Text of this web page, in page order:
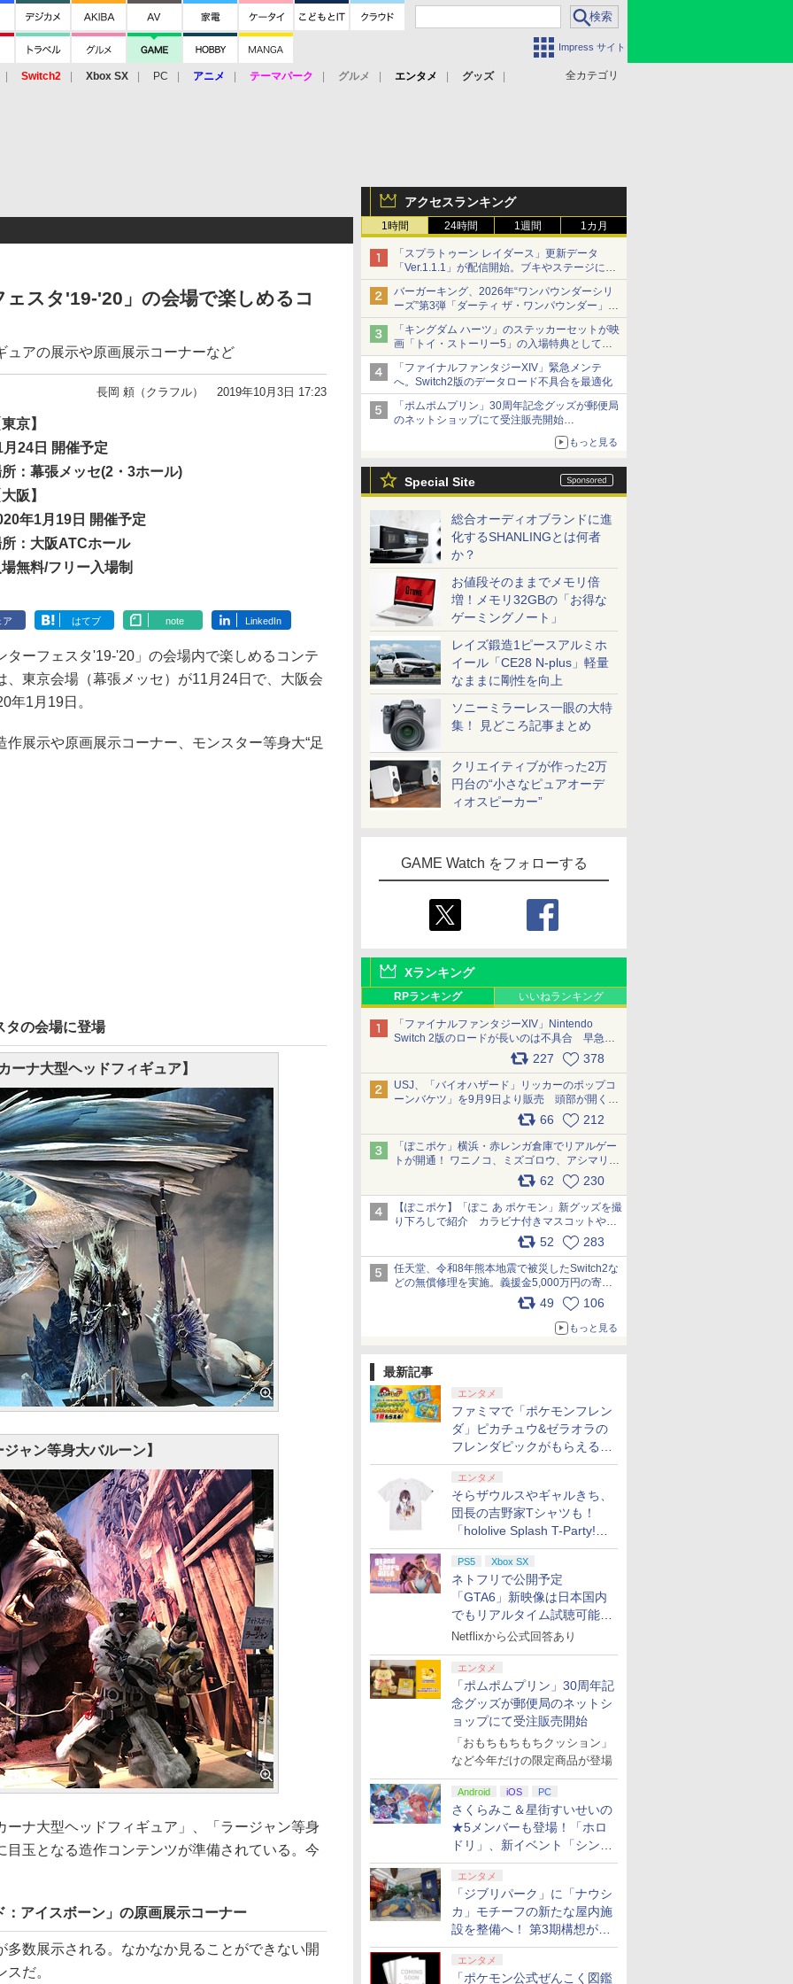
Impress サイト
全カテゴリ
Switch2 Xbox SX PC アニメ テーマパーク グルメ エンタメ
グッズ
アクセスランキング
1時間 24時間 1週間 1カ月
「スプラトゥーン レイダース」更新データ
「Ver.1.1.1」が配信開始。ブキやステージに関
する不具合を修正
バーガーキング、2026年“ワンパウンダーシリ
ーズ”第3弾「ダーティ ザ・ワンパウンダー」を
8月7日発売
「特製ガーリックマヨソース」を使用した超大
型チーズバーガー
「キングダム ハーツ」のステッカーセットが映
画「トイ・ストーリー5」の入場特典として配
布決定！
本日8月7日より先着・数量限定で配布
「ファイナルファンタジーXIV」緊急メンテ
へ。Switch2版のデータロード不具合を最適化
「ポムポムプリン」30周年記念グッズが郵便局
のネットショップにて受注販売開始
「おもちもちもちクッション」など今年だけの
もっと見る
Special Site
総合オーディオブランドに進
化するSHANLINGとは何者
か？
お値段そのままでメモリ倍
増！メモリ32GBの「お得な
ゲーミングノート」
レイズ鍛造1ピースアルミホ
イール「CE28 N-plus」軽量
なままに剛性を向上
ソニーミラーレス一眼の大特
集！ 見どころ記事まとめ
クリエイティブが作った2万
円台の“小さなピュアオーデ
ィオスピーカー”
GAME Watch をフォローする
Xランキング
RPランキング いいねランキング
「ファイナルファンタジーXIV」Nintendo
Switch 2版のロードが長いのは不具合 早急に
アップデートできるよう対応中227 378
USJ、「バイオハザード」リッカーのポップコ
ーンバケツ」を9月9日より販売 頭部が開く仕
組み。味は恐怖を堪のう「味噌フレーバー」
66 212
「ぽこポケ」横浜・赤レンガ倉庫でリアルゲー
トが開通！ ワニノコ、ミズゴロウ、アシマリ登
場シーンをレポート pic.x.com/LDgEByVl6D
62 230
【ぽこポケ】「ぽこ あ ポケモン」新グッズを撮
り下ろしで紹介 カラビナ付きマスコットやス
52 283
任天堂、令和8年熊本地震で被災したSwitch2な
どの無償修理を実施。義援金5,000万円の寄付
も発表 pic.x.com/BAYsMfUfUC
49 106
もっと見る
最新記事
エンタメ
ファミマで「ポケモンフレン
ダ」ピカチュウ&ゼラオラの
フレンダピックがもらえるキ
ャンペーン開催！
エンタメ
そらザウルスやギャルきち、
団長の吉野家Tシャツも！
「hololive Splash T-Party!」
全Tシャツラインナップ公開
＆オンライン販売開始
PS5 Xbox SX
ネトフリで公開予定
「GTA6」新映像は日本国内
でもリアルタイム試聴可能。
しかも日本語字幕付き
Netflixから公式回答あり
エンタメ
「ポムポムプリン」30周年記
念グッズが郵便局のネットシ
ョップにて受注販売開始
「おもちもちもちクッション」
など今年だけの限定商品が登場
Android iOS PC
さくらみこ＆星街すいせいの
★5メンバーも登場！「ホロ
ドリ」、新イベント「シンク
ロする夏のスパークル」がス
タート
エンタメ
「ジブリパーク」に「ナウシ
カ」モチーフの新たな屋内施
設を整備へ！ 第3期構想が公
開
エンタメ
「ポケモン公式ぜんこく図鑑
スタ'19-'20」の会場で楽しめるコ
ュアの展示や原画展示コーナーなど
長岡 頼（クラフル） 2019年10月3日 17:23
京】
月24日 開催予定
：幕張メッセ(2・3ホール)
阪】
年1月19日 開催予定
：大阪ATCホール
無料/フリー入場制
ア はてブ note LinkedIn
ーフェスタ'19-'20」の会場内で楽しめるコンテ
、東京会場（幕張メッセ）が11月24日で、大阪会
年1月19日。
展示や原画展示コーナー、モンスター等身大“足
タの会場に登場
ーナ大型ヘッドフィギュア】
ャン等身大バルーン】
ナ大型ヘッドフィギュア」、「ラージャン等身
目玉となる造作コンテンツが準備されている。今
アイスボーン」の原画展示コーナー
数展示される。なかなか見ることができない開
だ。